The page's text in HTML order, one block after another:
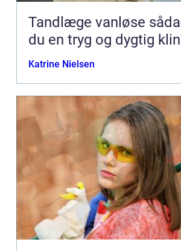
Tandlæge vanløse sådan vælger
du en tryg og dygtig
Katrine Nielsen